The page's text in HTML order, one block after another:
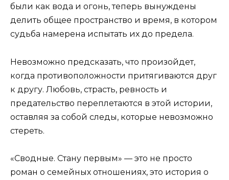
были как вода и огонь, теперь вынуждены
делить общее пространство и время, в котором
судьба намерена испытать их до предела.
Невозможно предсказать, что произойдет,
когда противоположности притягиваются друг
к другу. Любовь, страсть, ревность и
предательство переплетаются в этой истории,
оставляя за собой следы, которые невозможно
стереть.
«Сводные. Стану первым» — это не просто
роман о семейных отношениях, это история о